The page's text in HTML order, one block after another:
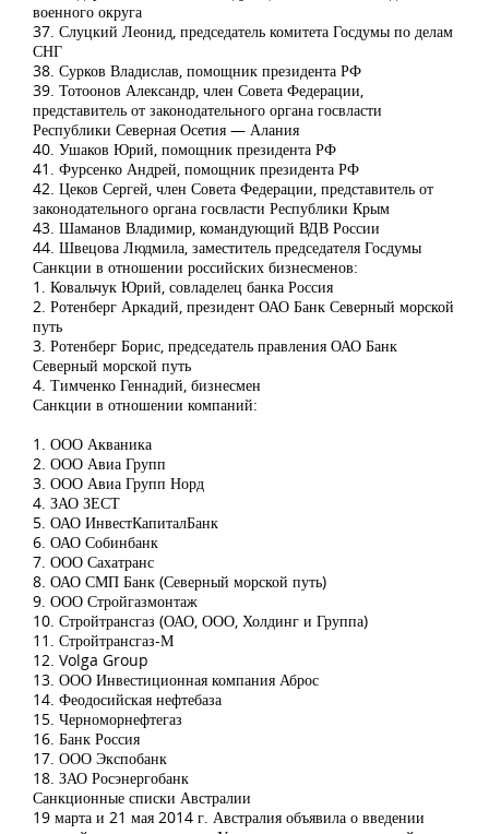
военного округа
37. Слуцкий Леонид, председатель комитета Госдумы по делам
СНГ
38. Сурков Владислав, помощник президента РФ
39. Тотоонов Александр, член Совета Федерации,
представитель от законодательного органа госвласти
Республики Северная Осетия — Алания
40. Ушаков Юрий, помощник президента РФ
41. Фурсенко Андрей, помощник президента РФ
42. Цеков Сергей, член Совета Федерации, представитель от
законодательного органа госвласти Республики Крым
43. Шаманов Владимир, командующий ВДВ России
44. Швецова Людмила, заместитель председателя Госдумы
Санкции в отношении российских бизнесменов:
1. Ковальчук Юрий, совладелец банка Россия
2. Ротенберг Аркадий, президент ОАО Банк Северный морской
путь
3. Ротенберг Борис, председатель правления ОАО Банк
Северный морской путь
4. Тимченко Геннадий, бизнесмен
Санкции в отношении компаний:
1. ООО Акваника
2. ООО Авиа Групп
3. ООО Авиа Групп Норд
4. ЗАО ЗЕСТ
5. ОАО ИнвестКапиталБанк
6. ОАО Собинбанк
7. ООО Сахатранс
8. ОАО СМП Банк (Северный морской путь)
9. ООО Стройгазмонтаж
10. Стройтрансгаз (ОАО, ООО, Холдинг и Группа)
11. Стройтрансгаз-М
12. Volga Group
13. ООО Инвестиционная компания Аброс
14. Феодосийская нефтебаза
15. Черноморнефтегаз
16. Банк Россия
17. ООО Экспобанк
18. ЗАО Росэнергобанк
Санкционные списки Австралии
19 марта и 21 мая 2014 г. Австралия объявила о введении